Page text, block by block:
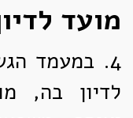
מועד
4. במעמד
לדיון בה,